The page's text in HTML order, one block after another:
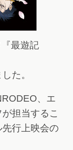
最遊記
た。
、エ
担当するこ
行上映会の